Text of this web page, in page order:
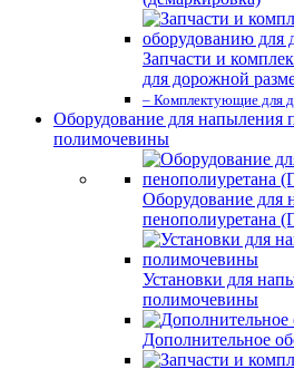
Запчасти и
для дорожной
– Комплектующие для
Оборудование для
полимочевины
Оборудование для
пенополиуретана
Установки для
полимочевины
Дополнительное